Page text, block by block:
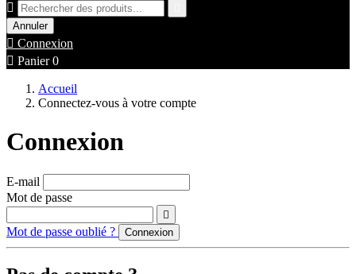

Annuler
 Connexion
 Panier 0
Accueil
Connectez-vous à votre compte
Connexion
E-mail
Mot de passe

Mot de passe oublié ? Connexion